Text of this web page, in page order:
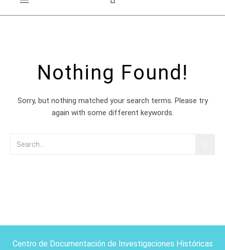
Nothing Found!
Sorry, but nothing matched your search terms. Please try
again with some different keywords.
Centro de Documentación de Investigaciones Históricas